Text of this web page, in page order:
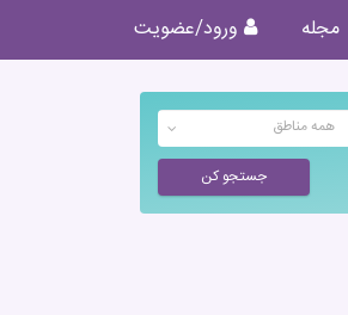
مجله ورود/عضویت
همه مناطق
جستجو کن